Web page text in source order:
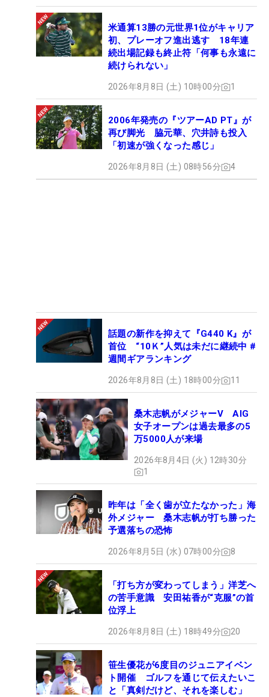
米通算13勝の元世界1位がキャリア
初、プレーオフ進出逃す 18年連
続出場記録も終止符「何事も永遠に
続けられない」
2026年8月8日 (土) 10時00分 1
2006年発売の『ツアーAD PT』が
再び脚光 脇元華、穴井詩も投入
「初速が強くなった感じ」
2026年8月8日 (土) 08時56分 4
話題の新作を抑えて『G440 K』が
首位 “10Ｋ”人気は未だに継続中 #
週間ギアランキング
2026年8月8日 (土) 18時00分 11
桑木志帆がメジャーV AIG
女子オープンは過去最多の5
万5000人が来場
2026年8月4日 (火) 12時30分
1
昨年は「全く歯が立たなかった」海
外メジャー 桑木志帆が打ち勝った
予選落ちの恐怖
2026年8月5日 (水) 07時00分 8
「打ち方が変わってしまう」洋芝へ
の苦手意識 安田祐香が“克服”の首
位浮上
2026年8月8日 (土) 18時49分 20
笹生優花が6度目のジュニアイベン
ト開催 ゴルフを通じて伝えたいこ
と「真剣だけど、それを楽しむ」